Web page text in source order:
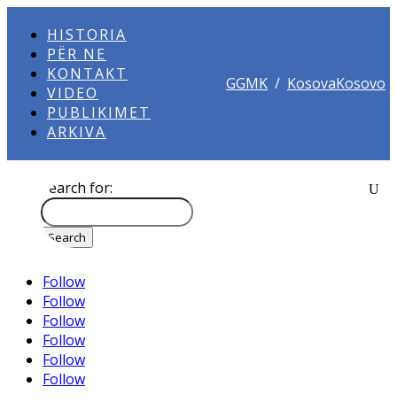
HISTORIA
PËR NE
KONTAKT
VIDEO
PUBLIKIMET
ARKIVA
GGMK / KosovaKosovo
Search for:
Follow
Follow
Follow
Follow
Follow
Follow